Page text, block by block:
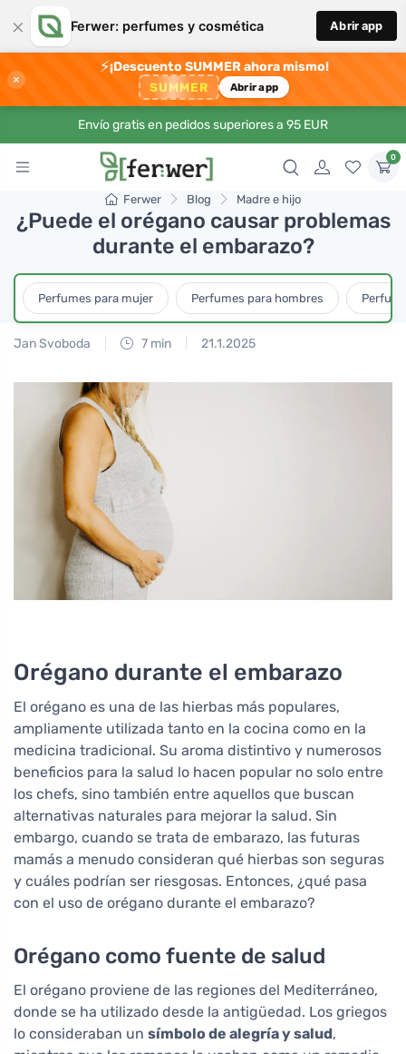
× Ferwer: perfumes y cosmética Abrir app
×
⚡¡Descuento SUMMER ahora mismo!
SUMMER Abrir app
Envío gratis en pedidos superiores a 95 EUR
0
Ferwer Blog Madre e hijo
¿Puede el orégano causar problemas
durante el embarazo?
Perfumes para mujer Perfumes para hombres
Jan Svoboda 7 min 21.1.2025
Orégano durante el embarazo
El orégano es una de las hierbas más populares,
ampliamente utilizada tanto en la cocina como en la
medicina tradicional. Su aroma distintivo y numerosos
beneficios para la salud lo hacen popular no solo entre
los chefs, sino también entre aquellos que buscan
alternativas naturales para mejorar la salud. Sin
embargo, cuando se trata de embarazo, las futuras
mamás a menudo consideran qué hierbas son seguras
y cuáles podrían ser riesgosas. Entonces, ¿qué pasa
con el uso de orégano durante el embarazo?
Orégano como fuente de salud
El orégano proviene de las regiones del Mediterráneo,
donde se ha utilizado desde la antigüedad. Los griegos
lo consideraban un símbolo de alegría y salud,